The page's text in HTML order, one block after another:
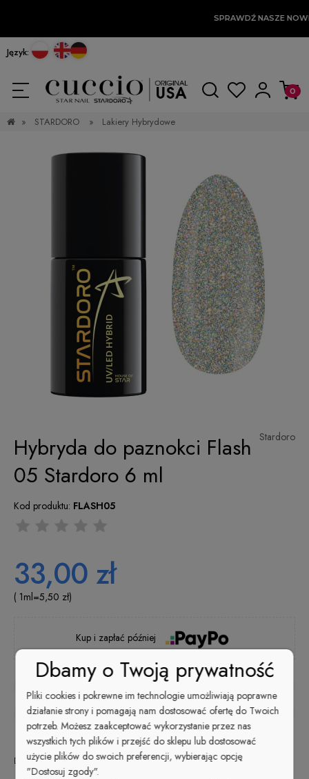
SPRAWDŹ NASZE
Język:
» STARDORO » Lakiery Hybrydowe
Stardoro
Hybryda do paznokci Flash
05 Stardoro 6 ml
Kod produktu: FLASH05
33,00 zł
( 1ml=5,50 zł)
Kup i zapłać później
poleć znajomemu
Dostępność: brak towaru
Dbamy o Twoją prywatność
Pliki cookies i pokrewne im technologie umożliwiają poprawne
działanie strony i pomagają nam dostosować ofertę do Twoich
potrzeb. Możesz zaakceptować wykorzystanie przez nas
wszystkich tych plików i przejść do sklepu lub dostosować
użycie plików do swoich preferencji, wybierając opcję
"Dostosuj zgody".